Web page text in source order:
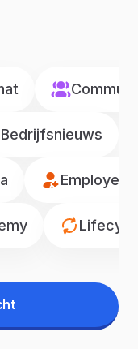
Bedrijfsnieuws
Employee